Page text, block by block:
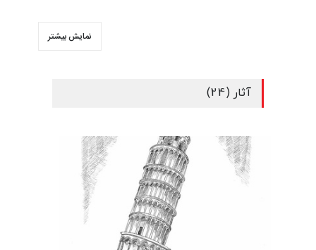
نمایش بیشتر
آثار (24)